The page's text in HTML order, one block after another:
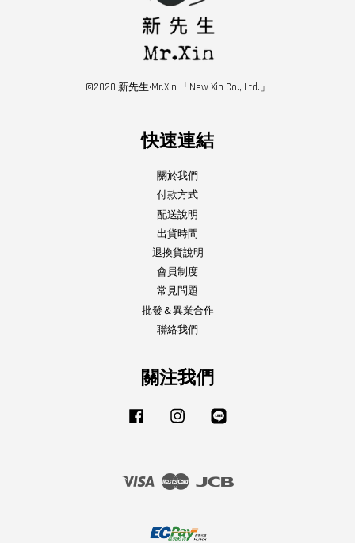
©2020 新先生·Mr.Xin 「New Xin Co., Ltd.」
快速連結
關於我們
付款方式
配送說明
出貨時間
退換貨說明
會員制度
常見問題
批發＆異業合作
聯絡我們
關注我們
Facebook Instagram
Visa Master